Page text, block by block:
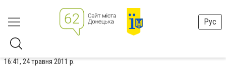
Рус
16:41, 24 травня 2011 р.